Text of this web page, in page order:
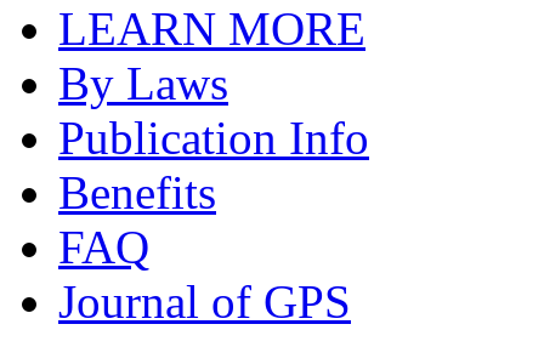
LEARN MORE
By Laws
Publication Info
Benefits
FAQ
Journal of GPS